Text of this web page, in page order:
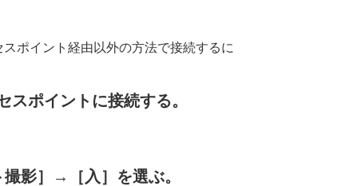
ポイント経由以外の方法で接続するに
スポイントに接続する。
影］ → ［入］ を選ぶ。